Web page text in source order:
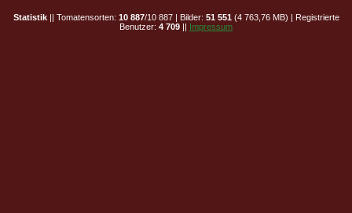
Statistik|| Tomatensorten: 10 887/10 887 | Bilder: 51 551 (4 763,76 MB) | Registrierte
Benutzer: 4 709 || Impressum